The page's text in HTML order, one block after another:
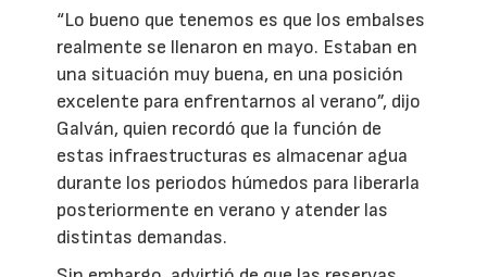
“Lo bueno que tenemos es que los embalses
realmente se llenaron en mayo. Estaban en
una situación muy buena, en una posición
excelente para enfrentarnos al verano”, dijo
Galván, quien recordó que la función de
estas infraestructuras es almacenar agua
durante los periodos húmedos para liberarla
posteriormente en verano y atender las
distintas demandas.